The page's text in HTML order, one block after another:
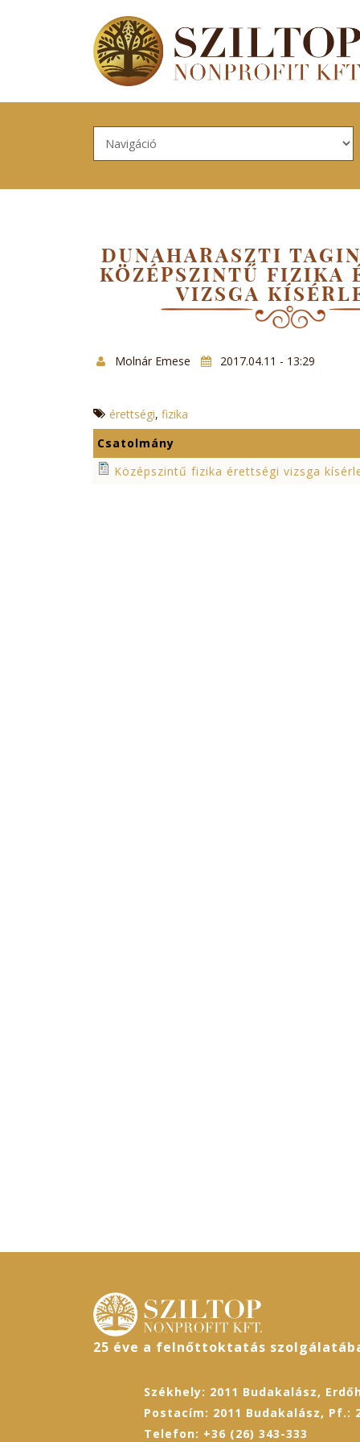
DUNAHARASZTI
KÖZÉPSZINTŰ FIZIKA
VIZSGA
Molnár Emese 2017.04.11 - 13:29
érettségi fizika
Csatolmány
Középszintű fizika érettségi vizsga
25 éve a felnőttoktatás
Székhely: 2011 Budakalász,
Postacím: 2011 Budakalász, Pf.:
Telefon: +36 (26) 343-333